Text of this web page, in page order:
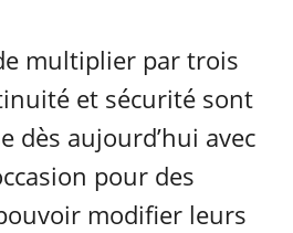
multiplier par trois
et sécurité sont
dès aujourd’hui avec
pour des
modifier leurs